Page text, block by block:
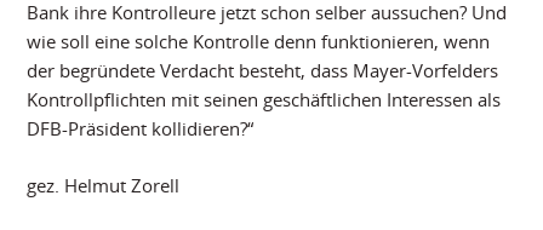
Bank ihre Kontrolleure jetzt schon selber aussuchen? Und
wie soll eine solche Kontrolle denn funktionieren, wenn
der begründete Verdacht besteht, dass Mayer-Vorfelders
Kontrollpflichten mit seinen geschäftlichen Interessen als
DFB-Präsident kollidieren?“
gez. Helmut Zorell